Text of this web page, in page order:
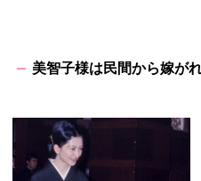
美智子様は民間から嫁が